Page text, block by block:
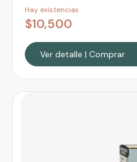
Hay existencias
$10,500
Ver detalle | Comprar